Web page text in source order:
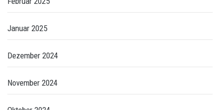
Januar 2025
Dezember 2024
November 2024